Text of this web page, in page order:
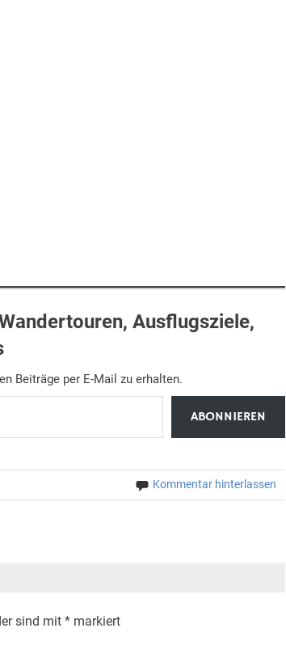
Ausflugsziele,
Beiträge per E-Mail zu erhalten.
ABONNIEREN
Kommentar hinterlassen
sind mit *markiert